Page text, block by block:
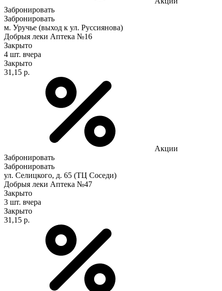
Забронировать
Забронировать
м. Уручье (выход к ул. Руссиянова)
Добрыя леки Аптека №16
Закрыто
4 шт. вчера
Закрыто
31,15 р.
Акции
Забронировать
Забронировать
ул. Селицкого, д. 65 (ТЦ Соседи)
Добрыя леки Аптека №47
Закрыто
3 шт. вчера
Закрыто
31,15 р.